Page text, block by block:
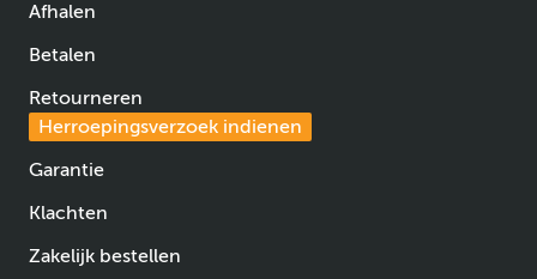
Afhalen
Betalen
Retourneren
Herroepingsverzoek indienen
Garantie
Klachten
Zakelijk bestellen